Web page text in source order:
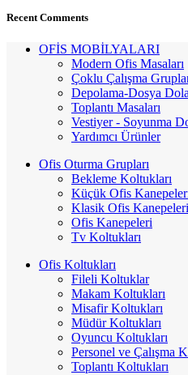
Recent Comments
OFİS MOBİLYALARI
Modern Ofis Masaları
Çoklu Çalışma
Depolama-Dosya
Toplantı Masaları
Vestiyer - Soyunma
Yardımcı Ürünler
Ofis Oturma Grupları
Bekleme Koltukları
Küçük Ofis
Klasik Ofis Kanepeleri
Ofis Kanepeleri
Tv Koltukları
Ofis Koltukları
Fileli Koltuklar
Makam Koltukları
Misafir Koltukları
Müdür Koltukları
Oyuncu Koltukları
Personel ve Çalışma
Toplantı Koltukları